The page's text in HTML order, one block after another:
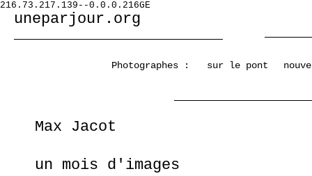
216.73.217.139--0.0.0.216GE
uneparjour.org
Photographes : sur le pont
Max Jacot
un mois d'images